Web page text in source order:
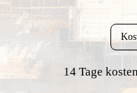
14 Tage